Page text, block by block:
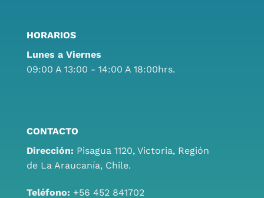
HORARIOS
Lunes a Viernes
09:00 A 13:00 - 14:00 A 18:00hrs.
CONTACTO
Dirección: Pisagua 1120, Victoria, Región
de La Araucanía, Chile.
Teléfono: +56 452 841702